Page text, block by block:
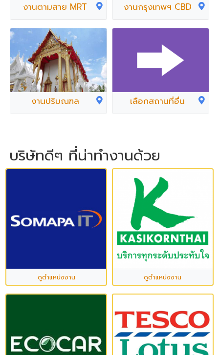
งานตามสาย MRT งานกรุงเทพฯ CBD
งานปริมณฑล เลือกสถานที่อื่น
บริษัทดีๆ ที่น่าทำงานด้วย
ดูตำแหน่งงาน ดูตำแหน่งงาน